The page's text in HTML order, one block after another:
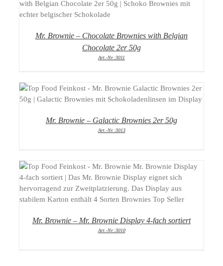
DETAILS
Mr. Brownie – Chocolate Brownies with Belgian
Chocolate 2er 50g
Art.-Nr.:3011
DETAILS
Mr. Brownie – Galactic Brownies 2er 50g
Art.-Nr.:3013
DETAILS
Mr. Brownie – Mr. Brownie Display 4-fach sortiert
Art.-Nr.:3010